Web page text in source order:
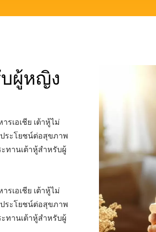
ผู้หญิง
รเอเชีย เต้าหู้ไม่
ระโยชน์ต่อสุขภาพ
ทานเต้าหู้สำหรับผู้
รเอเชีย เต้าหู้ไม่
ระโยชน์ต่อสุขภาพ
ทานเต้าหู้สำหรับผู้